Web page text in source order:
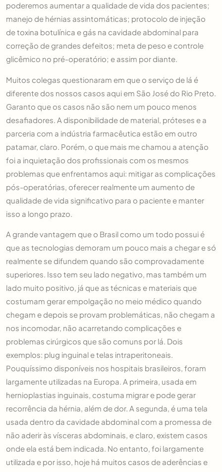
poderemos aumentar a qualidade de vida dos pacientes;
manejo de hérnias assintomáticas; protocolo de injeção
de toxina botulínica e gás na cavidade abdominal para
correção de grandes defeitos; meta de peso e controle
glicêmico no pré-operatório; e assim por diante.
Muitos colegas questionaram em que o serviço de lá é
diferente dos nossos casos aqui em São José do Rio Preto.
Garanto que os casos não são nem um pouco menos
desafiadores. A disponibilidade de material, próteses e a
parceria com a indústria farmacêutica estão em outro
patamar, claro. Porém, o que mais me chamou a atenção
foi a inquietação dos profissionais com os mesmos
problemas que enfrentamos aqui: mitigar as complicações
pós-operatórias, oferecer realmente um aumento de
qualidade de vida significativo para o paciente e manter
isso a longo prazo.
A grande vantagem que o Brasil como um todo possui é
que as tecnologias demoram um pouco mais a chegar e só
realmente se difundem quando são comprovadamente
superiores. Isso tem seu lado negativo, mas também um
lado muito positivo, já que as técnicas e materiais que
costumam gerar empolgação no meio médico quando
chegam e depois se provam problemáticas, não chegam a
nos incomodar, não acarretando complicações e
problemas cirúrgicos que são comuns por lá. Dois
exemplos: plug inguinal e telas intraperitoneais.
Pouquíssimo disponíveis nos hospitais brasileiros, foram
largamente utilizadas na Europa. A primeira, usada em
hernioplastias inguinais, costuma migrar e pode gerar
recorrência da hérnia, além de dor. A segunda, é uma tela
usada dentro da cavidade abdominal com a promessa de
não aderir às vísceras abdominais, e claro, existem casos
onde ela está bem indicada. No entanto, foi largamente
utilizada e por isso, hoje há muitos casos de aderências e